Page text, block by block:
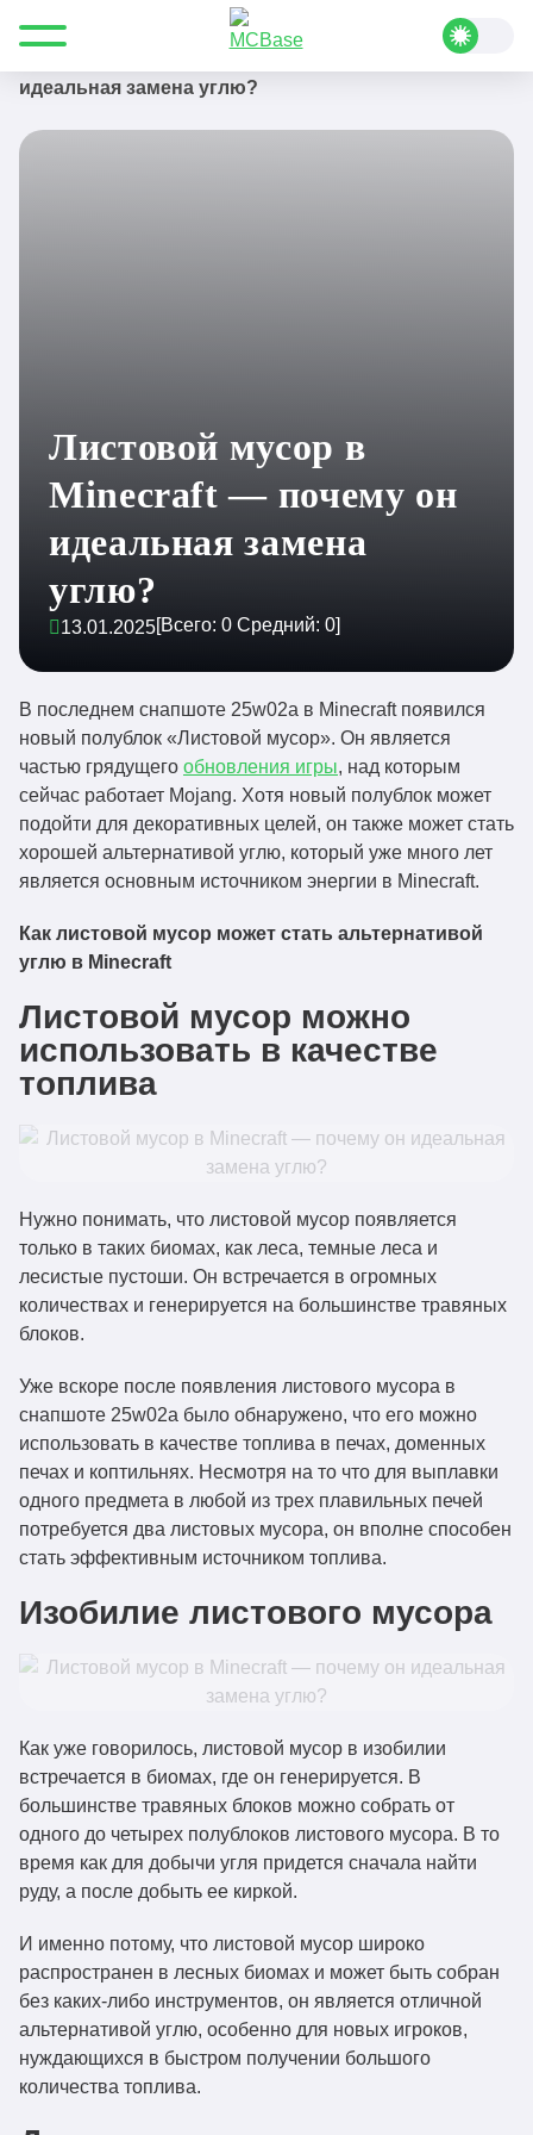
Все для Minecraft
Блог Майнкрафт
идеальная замена углю?
Листовой мусор в
Minecraft — почему он
идеальная замена
углю?
13.01.2025[Всего: 0 Средний: 0]
В последнем снапшоте 25w02a в Minecraft появился
новый полублок «Листовой мусор». Он является
частью грядущего обновления игры, над которым
сейчас работает Mojang. Хотя новый полублок может
подойти для декоративных целей, он также может стать
хорошей альтернативой углю, который уже много лет
является основным источником энергии в Minecraft.
Как листовой мусор может стать альтернативой
углю в Minecraft
Листовой мусор можно
использовать в качестве
топлива
Нужно понимать, что листовой мусор появляется
только в таких биомах, как леса, темные леса и
лесистые пустоши. Он встречается в огромных
количествах и генерируется на большинстве травяных
блоков.
Уже вскоре после появления листового мусора в
снапшоте 25w02a было обнаружено, что его можно
использовать в качестве топлива в печах, доменных
печах и коптильнях. Несмотря на то что для выплавки
одного предмета в любой из трех плавильных печей
потребуется два листовых мусора, он вполне способен
стать эффективным источником топлива.
Изобилие листового мусора
Как уже говорилось, листовой мусор в изобилии
встречается в биомах, где он генерируется. В
большинстве травяных блоков можно собрать от
одного до четырех полублоков листового мусора. В то
время как для добычи угля придется сначала найти
руду, а после добыть ее киркой.
И именно потому, что листовой мусор широко
распространен в лесных биомах и может быть собран
без каких-либо инструментов, он является отличной
альтернативой углю, особенно для новых игроков,
нуждающихся в быстром получении большого
количества топлива.